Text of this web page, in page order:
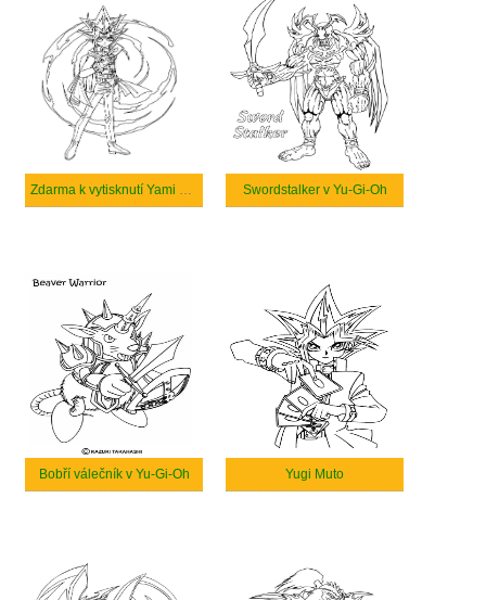
Zdarma k vytisknutí Yami Yugi Swordstalker v Yu-Gi-Oh
Bobří válečník v Yu-Gi-Oh Yugi Muto